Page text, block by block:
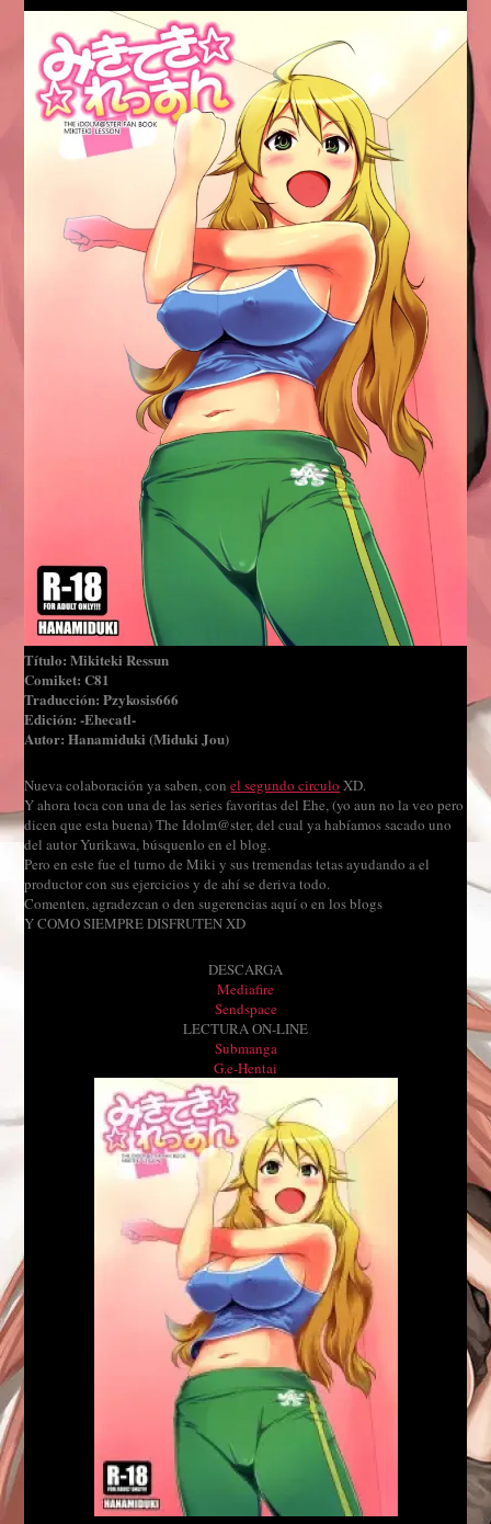
Título: Mikiteki Ressun
Comiket: C81
Traducción: Pzykosis666
Edición: -Ehecatl-
Autor: Hanamiduki (Miduki Jou)
Nueva colaboración ya saben, conel segundo circulo XD.
Y ahora toca con una de las series favoritas del Ehe, (yo aun no la veo pero
dicen que esta buena) The Idolm@ster, del cual ya habíamos sacado uno
del autor Yurikawa, búsquenlo en el blog.
Pero en este fue el turno de Miki y sus tremendas tetas ayudando a el
productor con sus ejercicios y de ahí se deriva todo.
Comenten, agradezcan o den sugerencias aquí o en los blogs
Y COMO SIEMPRE DISFRUTEN XD
DESCARGA
Mediafire
Sendspace
LECTURA ON-LINE
Submanga
G.e-Hentai